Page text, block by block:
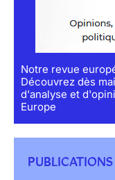
Notre revue
Découvrez dès
d'analyse et
Europe